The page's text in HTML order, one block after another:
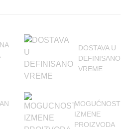
DOSTAVA U
DEFINISANO
VREME
MOGUĆNOST
IZMENE
PROIZVODA